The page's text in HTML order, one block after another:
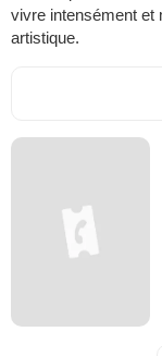
vivre intensément et
artistique.